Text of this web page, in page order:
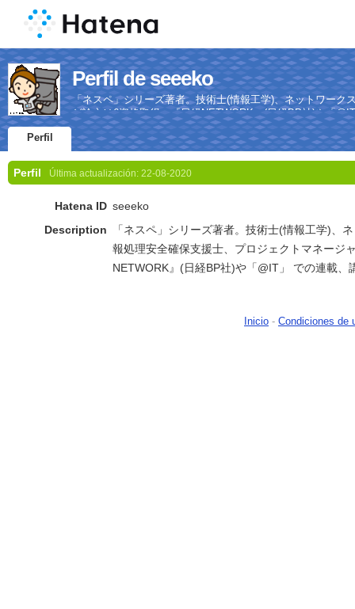
Perfil de seeeko
「ネスペ」シリーズ著者。技術士(情報工学)、ネットワー
ど論文は6資格取得。『日経NETWORK』(日経BP社)や「
Perfil
Perfil Última actualización: 22-08-2020
Hatena ID seeeko
Description
「ネスペ」シリーズ著者。技術士(情報工学)、
報処理安全確保支援士、プロジェクトマネージ
NETWORK』(日経BP社)や「@IT」 での連載、
Inicio - Condiciones de